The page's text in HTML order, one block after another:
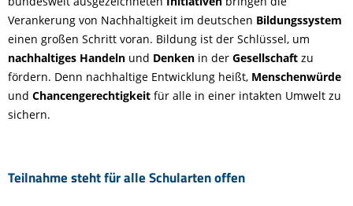
Verankerung von Nachhaltigkeit im deutschen Bildungssystem
einen großen Schritt voran. Bildung ist der Schlüssel, um
nachhaltiges Handeln und Denken in der Gesellschaft zu
fördern. Denn nachhaltige Entwicklung heißt, Menschenwürde
und Chancengerechtigkeit für alle in einer intakten Umwelt zu
sichern.
Teilnahme steht für alle Schularten offen